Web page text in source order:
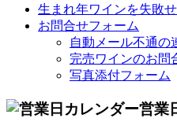
生まれ年ワインを失敗
お問合せフォーム
自動メール不通の
完売ワインのお問
写真添付フォーム
営業